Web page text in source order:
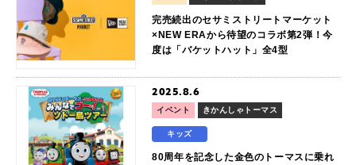
完売続出のセサミストリートマーケット
×NEW ERAから待望のコラボ第2弾！今
度は「バケットハット」全4型
2025.8.6
イベント きかんしゃトーマス
キッズ
80周年を記念した金色のトーマスに乗れ